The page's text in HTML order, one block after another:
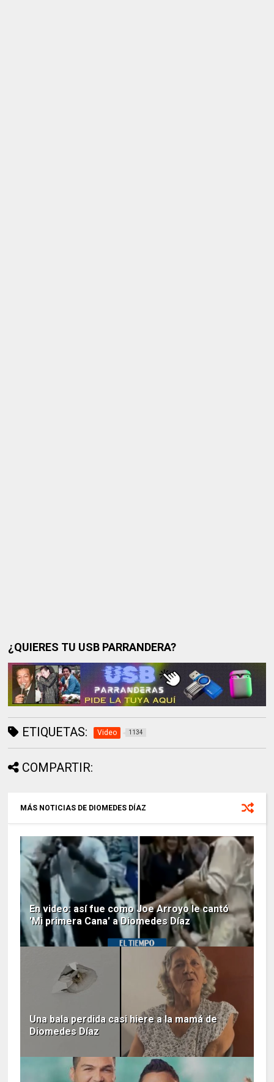
¿QUIERES TU USB PARRANDERA?
ETIQUETAS: Video 1134
COMPARTIR:
MÁS NOTICIAS DE DIOMEDES DÍAZ
En video: así fue como Joe Arroyo le cantó
'Mi primera Cana' a Diomedes Díaz
Una bala perdida casi hiere a la mamá de
Diomedes Díaz